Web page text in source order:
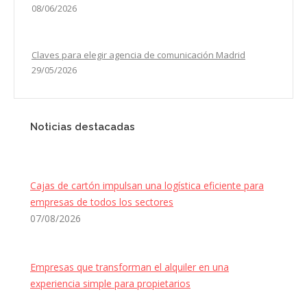
08/06/2026
Claves para elegir agencia de comunicación Madrid
29/05/2026
Noticias destacadas
Cajas de cartón impulsan una logística eficiente para
empresas de todos los sectores
07/08/2026
Empresas que transforman el alquiler en una
experiencia simple para propietarios